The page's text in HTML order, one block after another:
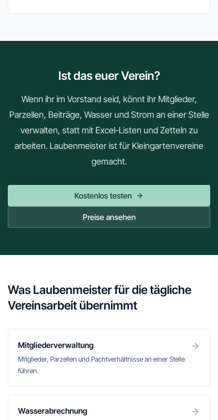
Ist das euer Verein?
Wenn ihr im Vorstand seid, könnt ihr Mitglieder,
Parzellen, Beiträge, Wasser und Strom an einer Stelle
verwalten, statt mit Excel-Listen und Zetteln zu
arbeiten. Laubenmeister ist für Kleingartenvereine
gemacht.
Kostenlos testen
Preise ansehen
Was Laubenmeister für die tägliche
Vereinsarbeit übernimmt
Mitgliederverwaltung
Mitglieder, Parzellen und Pachtverhältnisse an einer Stelle
führen.
Wasserabrechnung